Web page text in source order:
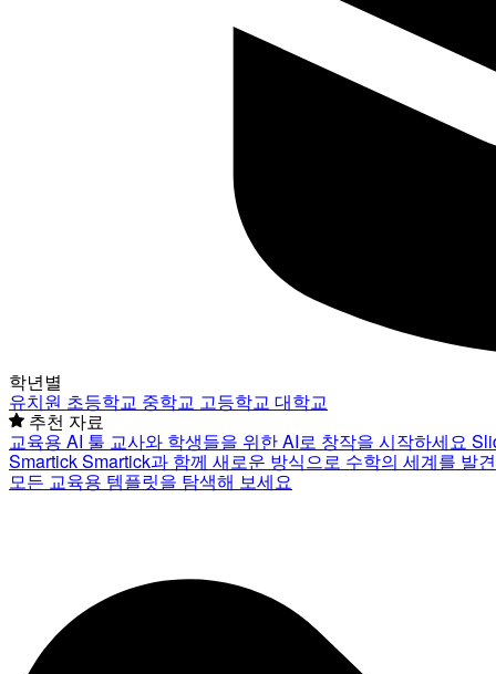
학년별
유치원 초등학교 중학교 고등학교 대학교
추천 자료
교육용 AI 툴 교사와 학생들을 위한 AI로 창작을 시작하세요
SmartickSmartick과 함께 새로운 방식으로 수학의 세계를 발
모든 교육용 템플릿을 탐색해 보세요